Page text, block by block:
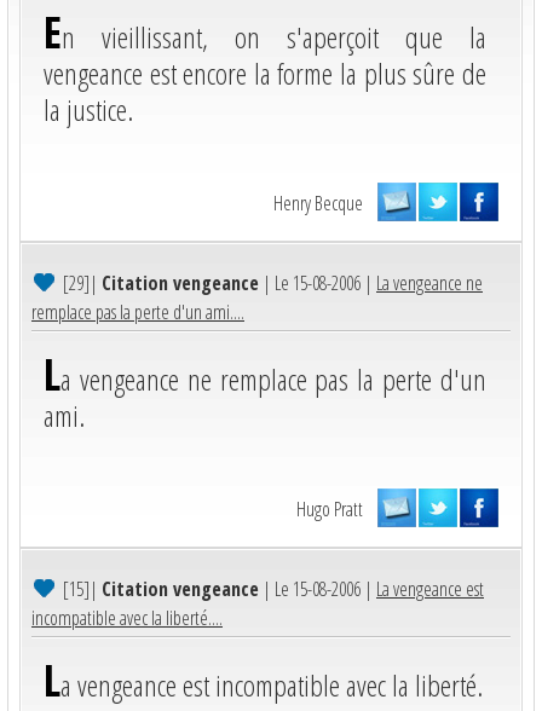
En vieillissant, on s'aperçoit que la
vengeance est encore la forme la plus sûre de
la justice.
Henry Becque
[29]| Citation vengeance | Le 15-08-2006 | La vengeance ne
remplace pas la perte d'un ami....
La vengeance ne remplace pas la perte d'un
ami.
Hugo Pratt
[15]| Citation vengeance | Le 15-08-2006 | La vengeance est
incompatible avec la liberté....
La vengeance est incompatible avec la liberté.